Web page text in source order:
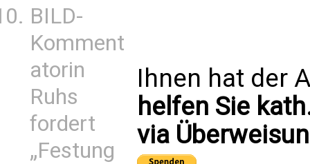
BILD-
Komment
atorin
Ruhs
fordert
„Festung
Ihnen hat der
helfen Sie
via